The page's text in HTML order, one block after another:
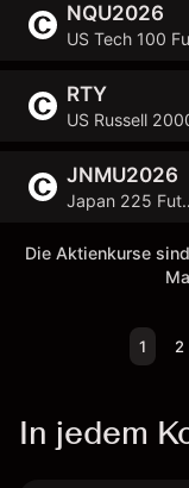
NQU2026
RTY
US Russell
JNMU2026
Die Aktienkurse
1 2
In jedem